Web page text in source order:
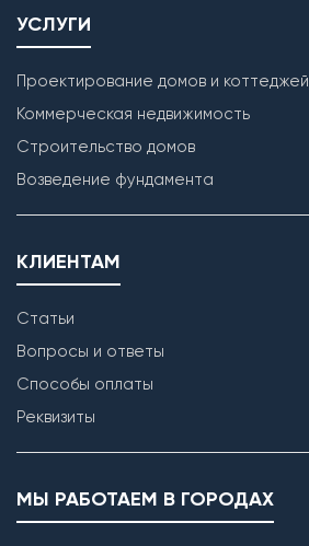
УСЛУГИ
Проектирование домов и коттеджей
Коммерческая недвижимость
Строительство домов
Возведение фундамента
КЛИЕНТАМ
Статьи
Вопросы и ответы
Способы оплаты
Реквизиты
МЫ РАБОТАЕМ В ГОРОДАХ